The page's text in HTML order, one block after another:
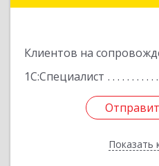
Клиентов на
1С:Специалист
Показать